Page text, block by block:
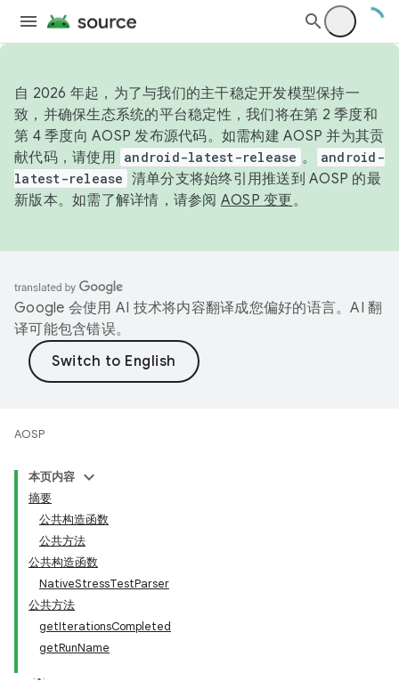
自 2026 年起，为了与我们的主干稳定开发模型保持一
致，并确保生态系统的平台稳定性，我们将在第 2 季度和
第 4 季度向 AOSP 发布源代码。如需构建 AOSP 并为其贡
献代码，请使用 android-latest-release 。
android-
latest-release 清单分支将始终引用推送到 AOSP 的最
新版本。如需了解详情，请参阅 AOSP 变更。
Google 会使用 AI 技术将内容翻译成您偏好的语言。AI 翻
译可能包含错误。
AOSP
本页内容
摘要
公共构造函数
公共方法
公共构造函数
NativeStressTestParser
公共方法
getIterationsCompleted
getRunName